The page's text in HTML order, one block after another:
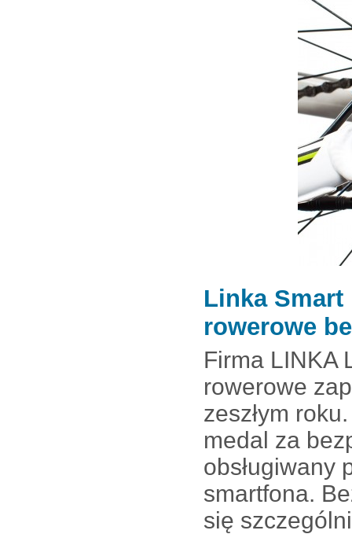
Linka
rowerowe
Firma LINKA
rowerowe
zeszłym
medal za
obsługiwany
smartfona.
się